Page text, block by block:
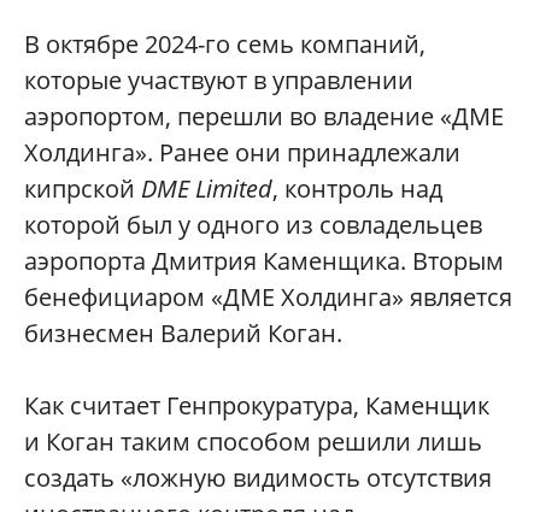
В октябре 2024-го семь компаний,
которые участвуют в управлении
аэропортом, перешли во владение «ДМЕ
Холдинга». Ранее они принадлежали
кипрской DME Limited, контроль над
которой был у одного из совладельцев
аэропорта Дмитрия Каменщика. Вторым
бенефициаром «ДМЕ Холдинга» является
бизнесмен Валерий Коган.
Как считает Генпрокуратура, Каменщик
и Коган таким способом решили лишь
создать «ложную видимость отсутствия